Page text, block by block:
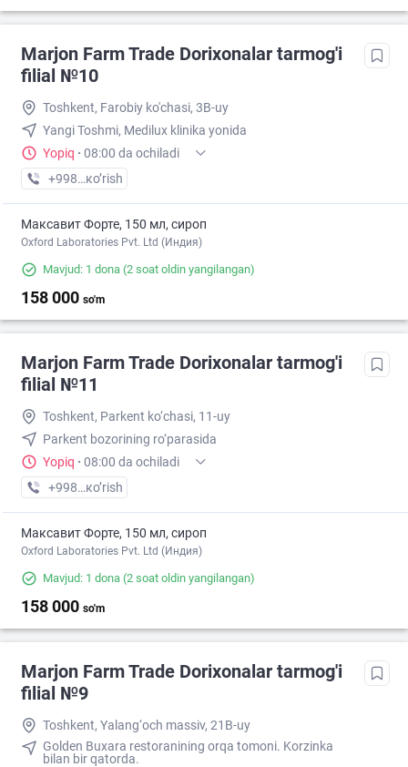
Marjon Farm Trade Dorixonalar tarmog'i
filial №10
Toshkent, Farobiy ko'chasi, 3B-uy
Yangi Toshmi, Medilux klinika yonida
Yopiq · 08:00 da ochiladi
+998 (70) XXX-XX-XX
кo’rish
Максавит Форте, 150 мл, сироп
Oxford Laboratories Pvt. Ltd (Индия)
Mavjud: 1 dona (2 soat oldin yangilangan)
158 000 so'm
Marjon Farm Trade Dorixonalar tarmog'i
filial №11
Toshkent, Parkent ko‘chasi, 11-uy
Parkent bozorining ro‘parasida
Yopiq · 08:00 da ochiladi
+998 (90) XXX-XX-XX
кo’rish
Максавит Форте, 150 мл, сироп
Oxford Laboratories Pvt. Ltd (Индия)
Mavjud: 1 dona (2 soat oldin yangilangan)
158 000 so'm
Marjon Farm Trade Dorixonalar tarmog'i
filial №9
Toshkent, Yalang‘och massiv, 21B-uy
Golden Buxara restoranining orqa tomoni. Korzinka
bilan bir qatorda.